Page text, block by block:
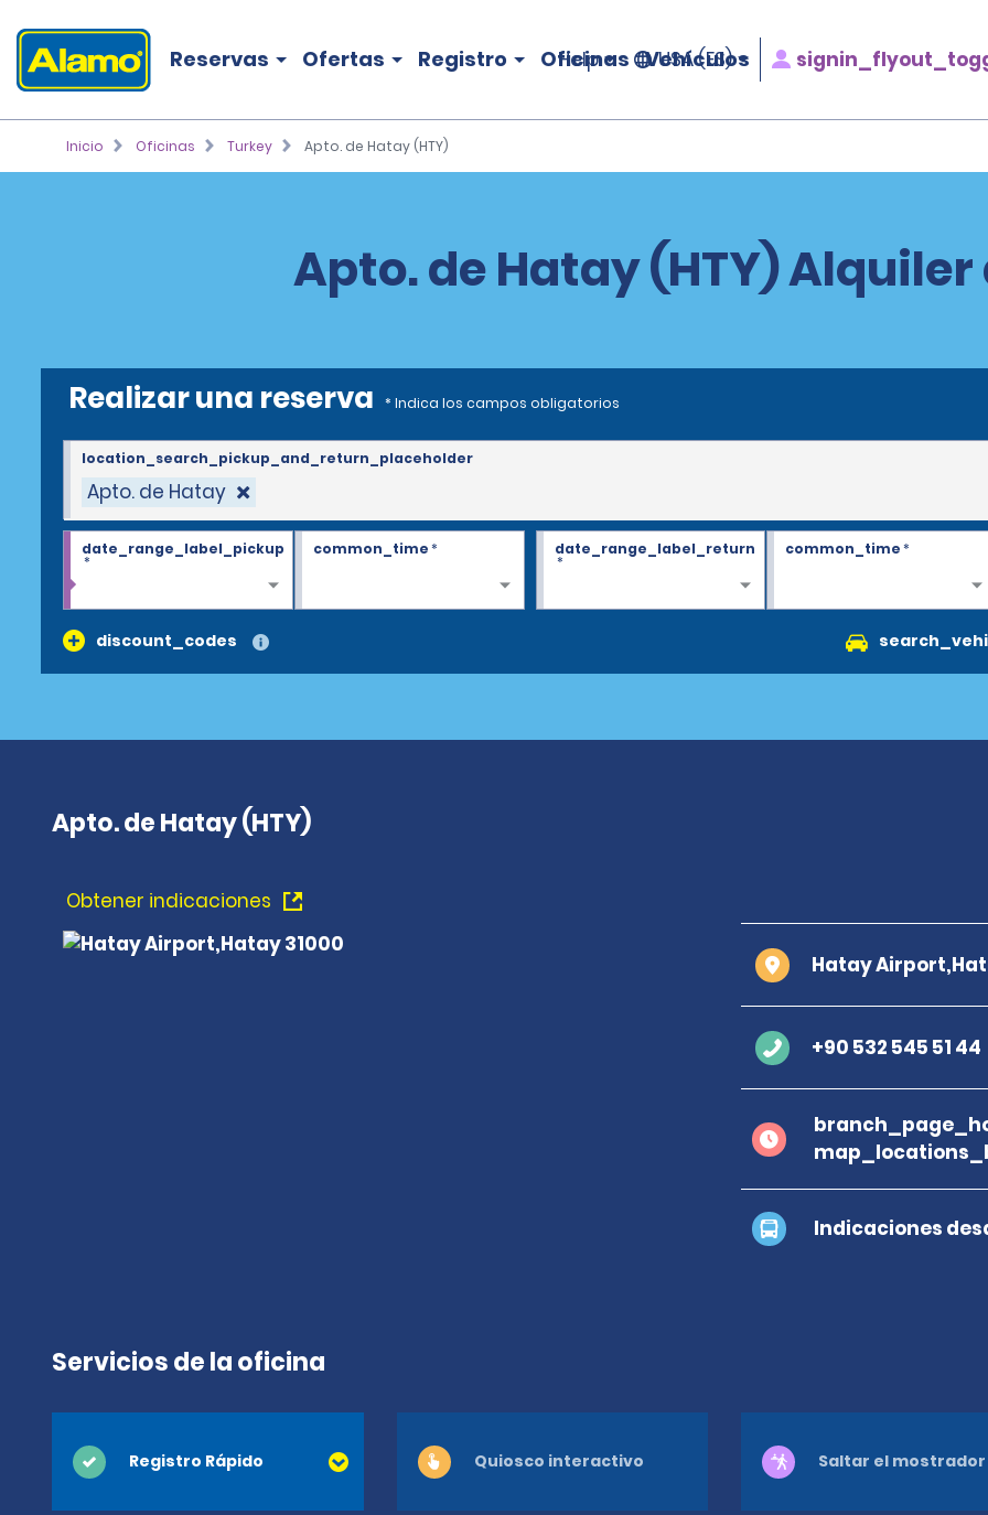
Reservas Ofertas Registro Oficinas Vehículos
Help USA (ES)
Inicio Oficinas Turkey Apto. de Hatay (HTY)
Apto. de Hatay (HTY)
Realizar una reserva * Indica los campos obligatorios
Apto. de Hatay
location_search_pickup_and_return_placeholder
date_range_label_pickup
*
common_time* date_range_label_return
*
common_time*
discount_codes
Apto. de Hatay (HTY)
Obtener indicaciones
Hatay
+90 532 545 51 44
Indicaciones
Servicios de la oficina
Registro Rápido Quiosco interactivo Saltar el mostrador